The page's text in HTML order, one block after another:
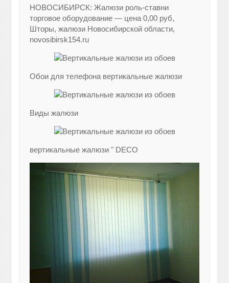
НОВОСИБИРСК: Жалюзи роль-ставни
торговое оборудование — цена 0,00 руб,
Шторы, жалюзи Новосибирской области,
novosibirsk154.ru
Обои для телефона вертикальные жалюзи
Виды жалюзи
вертикальные жалюзи " DECO